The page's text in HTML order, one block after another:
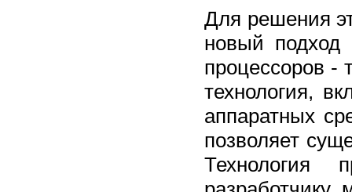
Для решения
новый подход
процессоров -
технология,
аппаратных
позволяет
Технология